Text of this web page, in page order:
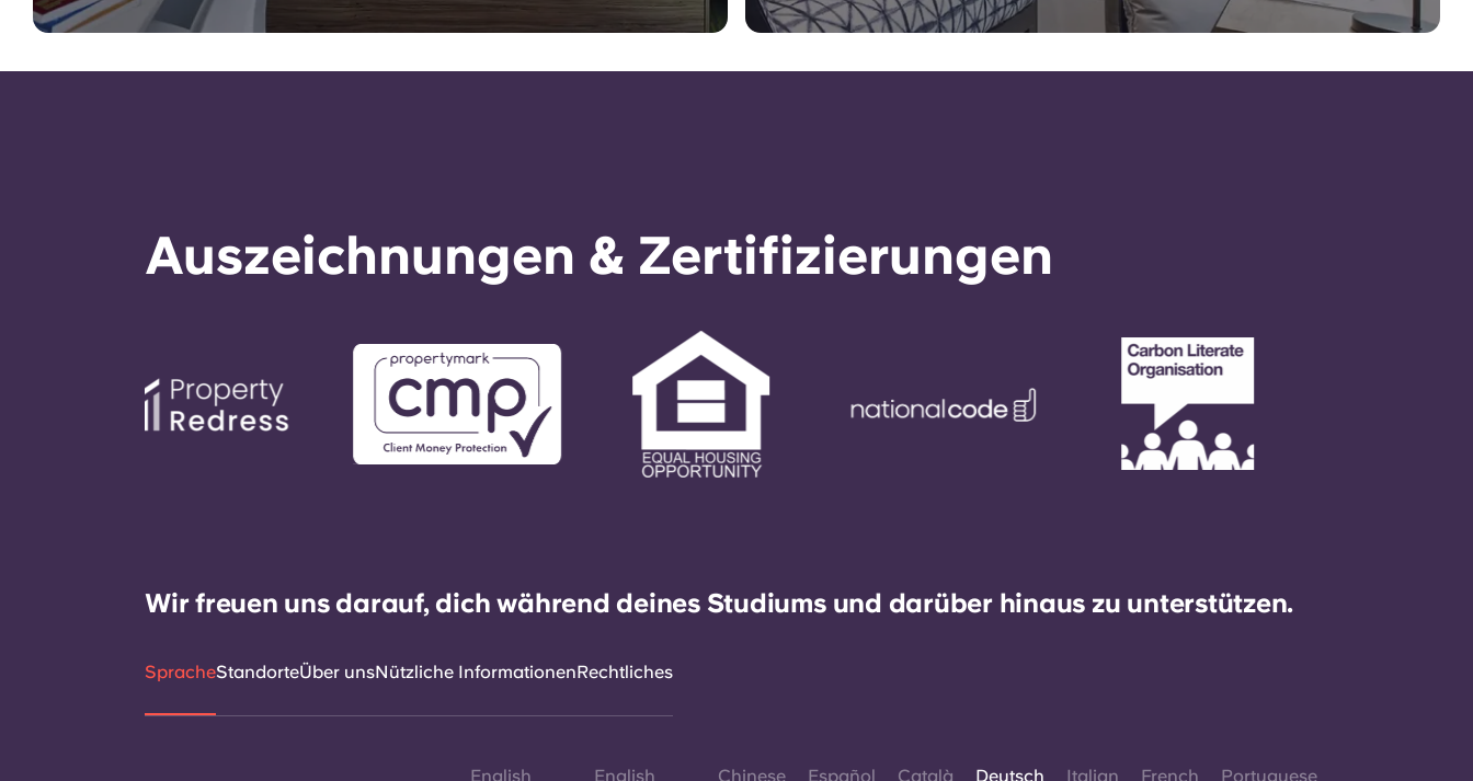
Auszeichnungen & Zertifizierungen
Wir freuen uns darauf, dich während deines Studiums und darüber hinaus zu unterstützen.
SpracheStandorteÜber unsNützliche InformationenRechtliches
English English Chinese Español Català Deutsch Italian French Portuguese